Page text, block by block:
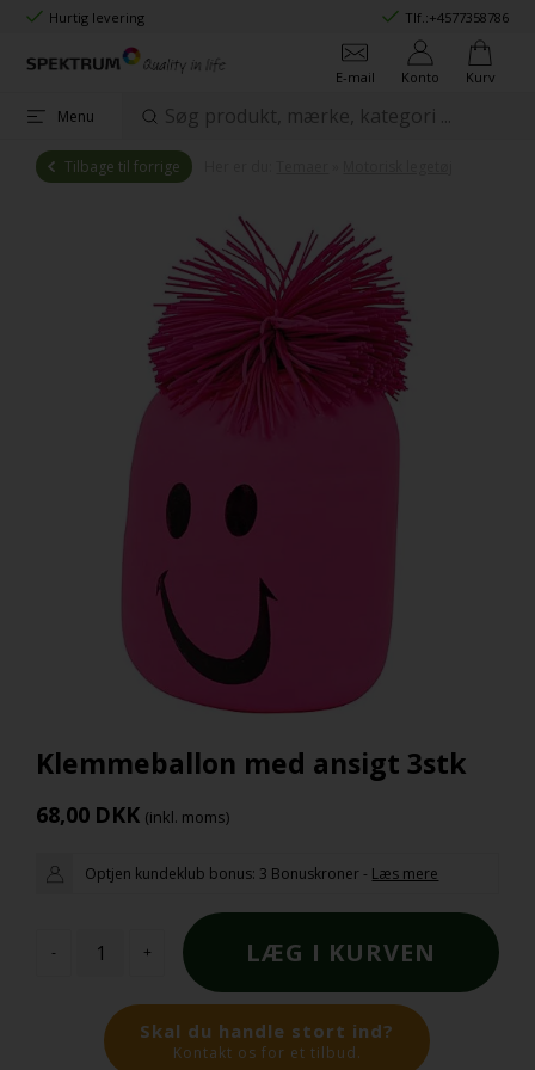
Hurtig levering Tlf.:+4577358786
E-mail Konto Kurv
Menu
Tilbage til forrige
Klemmeballon med ansigt 3stk
68,00 DKK (inkl. moms)
Optjen kundeklub bonus: 3 Bonuskroner - Læs mere
- +
Skal du handle stort ind?
Kontakt os for et tilbud.